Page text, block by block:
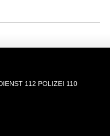
112 POLIZEI 110